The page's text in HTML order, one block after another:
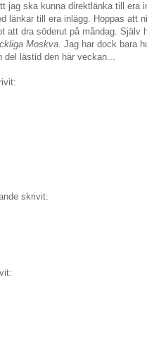
jag ska kunna direktlänka till era
länkar till era inlägg. Hoppas att
att dra söderut på måndag. Själv
Moskva. Jag har dock bara
del lästid den här veckan...
skrivit: